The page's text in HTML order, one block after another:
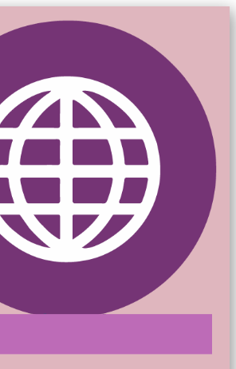
siteweb.ca